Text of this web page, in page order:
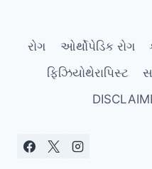
રોગ ઓર્થોપેડિક રોગ
ફિઝિયોથેરાપિસ્ટ